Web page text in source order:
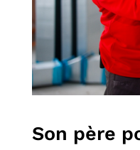
Son père